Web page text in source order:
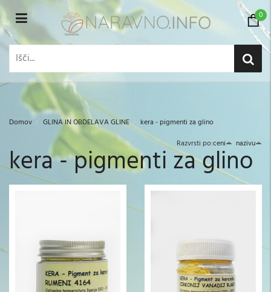
0
Domov GLINA IN OBDELAVA GLINE
kera - pigmenti za glino
Razvrsti po:ceni nazivu
kera - pigmenti za glino